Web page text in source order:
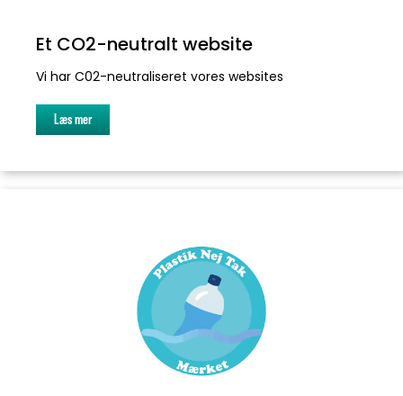
Et CO2-neutralt website
Vi har C02-neutraliseret vores websites
Læs mer